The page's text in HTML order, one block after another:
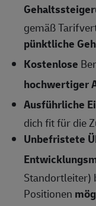
gemäß
pünktliche
Kostenlose
hochwertiger
Ausführliche
dich fit für die
Unbefristete
Standortleiter)
Positionen